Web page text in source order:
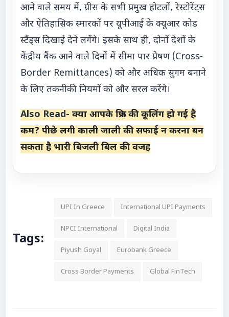
आने वाले समय में, ग्रीस के सभी प्रमुख होटलों, रेस्टोरेंट्स
और ऐतिहासिक स्मारकों पर यूपीआई के क्यूआर कोड
स्टैंड्स दिखाई देने लगेंगे। इसके साथ ही, दोनों देशों के
केंद्रीय बैंक आने वाले दिनों में सीमा पार प्रेषण (Cross-
Border Remittances) को और अधिक सुगम बनाने
के लिए तकनीकी नियमों को और सरल करेंगे।
Also Read- क्या आपके फ्रिज की कूलिंग हो गई है
कम? पीछे लगी काली जाली की सफाई न करना बन
सकता है भारी बिजली बिल की वजह
Tags:
UPI In Greece International UPI Payments
NPCI International Digital India
Piyush Goyal Eurobank Greece
Cross Border Payments Global FinTech